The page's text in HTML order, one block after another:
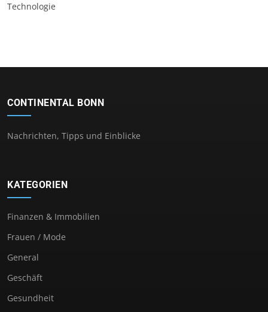
Technologie
CONTINENTAL BONN
Nachrichten, Tipps und Einblicke
KATEGORIEN
Finanzen & Immobilien
Frauen / Mode
General
Geschäft
Gesundheit